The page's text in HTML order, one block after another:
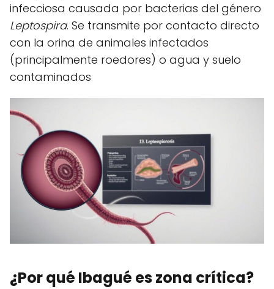
infecciosa causada por bacterias del género
Leptospira. Se transmite por contacto directo
con la orina de animales infectados
(principalmente roedores) o agua y suelo
contaminados
¿Por qué Ibagué es zona crítica?